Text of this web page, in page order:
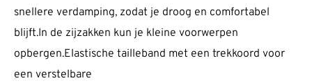
snellere verdamping, zodat je droog en comfortabel
blijft.In de zijzakken kun je kleine voorwerpen
opbergen.Elastische tailleband met een trekkoord voor
een verstelbare